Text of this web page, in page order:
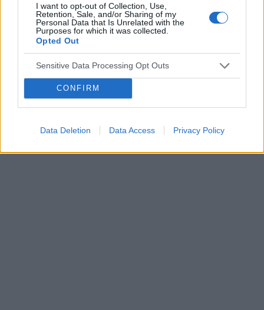
I want to opt-out of Collection, Use,
Retention, Sale, and/or Sharing of my
Personal Data that Is Unrelated with the
Purposes for which it was collected.
Opted Out
Sensitive Data Processing Opt Outs
CONFIRM
Data Deletion Data Access Privacy Policy
Reklama: